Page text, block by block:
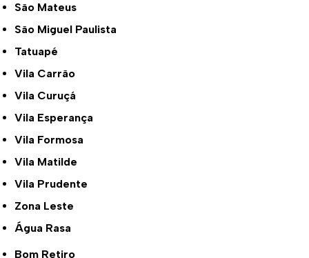
São Mateus
São Miguel Paulista
Tatuapé
Vila Carrão
Vila Curuçá
Vila Esperança
Vila Formosa
Vila Matilde
Vila Prudente
Zona Leste
Água Rasa
Bom Retiro